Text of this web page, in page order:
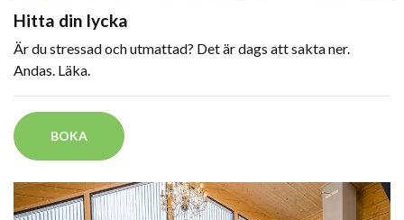
Hitta din lycka
Är du stressad och utmattad? Det är dags att sakta ner.
Andas. Läka.
BOKA